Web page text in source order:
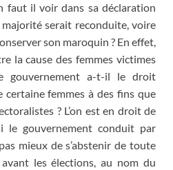
faut il voir dans sa déclaration
majorité serait reconduite, voire
son maroquin ? En effet,
la cause des femmes victimes
gouvernement a-t-il le droit
certaine femmes à des fins que
? L’on est en droit de
le gouvernement conduit par
mieux de s’abstenir de toute
les élections, au nom du